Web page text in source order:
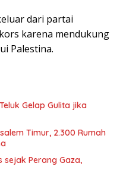
dari partai
karena mendukung
Palestina.
Gelap Gulita jika
Timur, 2.300 Rumah
sejak Perang Gaza,